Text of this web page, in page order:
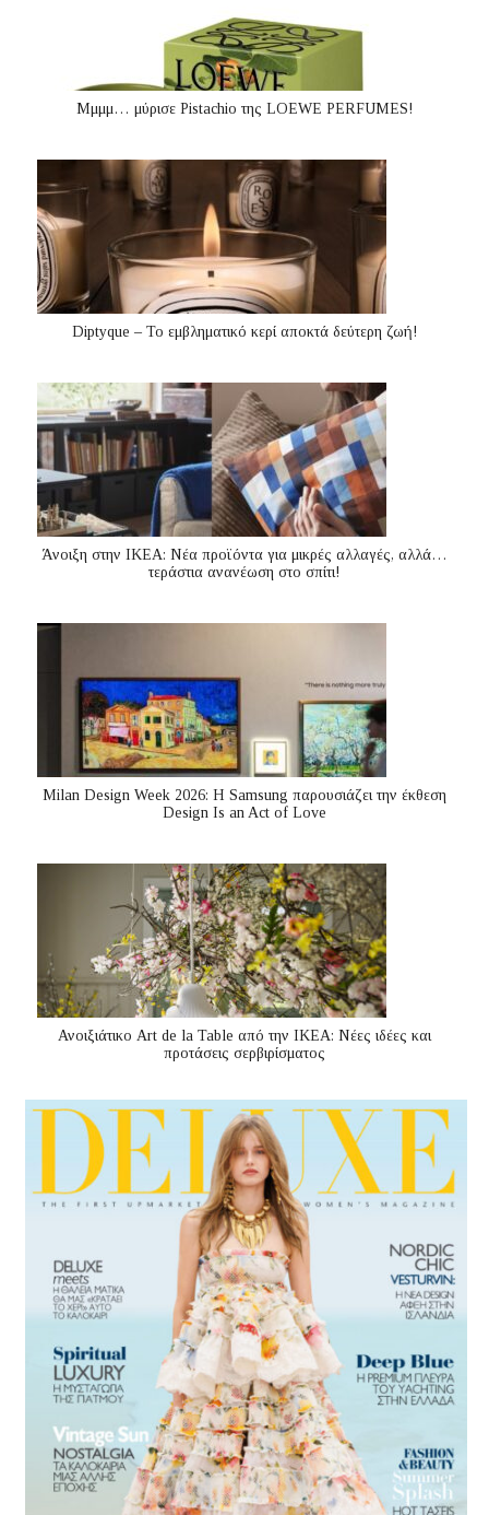
Μμμμ… μύρισε Pistachio της LOEWE PERFUMES!
Diptyque – Το εμβληματικό κερί αποκτά δεύτερη ζωή!
Άνοιξη στην ΙΚΕΑ: Νέα προϊόντα για μικρές αλλαγές, αλλά…
τεράστια ανανέωση στο σπίτι!
Milan Design Week 2026: Η Samsung παρουσιάζει την έκθεση
Design Is an Act of Love
Ανοιξιάτικο Art de la Table από την ΙΚΕΑ: Νέες ιδέες και
προτάσεις σερβιρίσματος